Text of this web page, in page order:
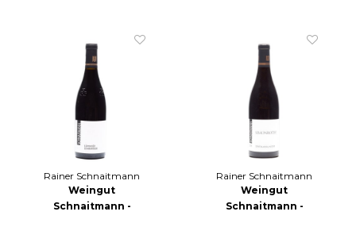
Rainer Schnaitmann
Weingut
Schnaitmann -
Rainer Schnaitmann
Weingut
Schnaitmann -